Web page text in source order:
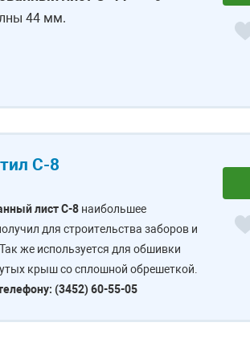
44 мм.
С-8
лист С-8 наибольшее
для строительства заборов и
же используется для обшивки
крыш со сплошной обрешеткой.
(3452) 60-55-05